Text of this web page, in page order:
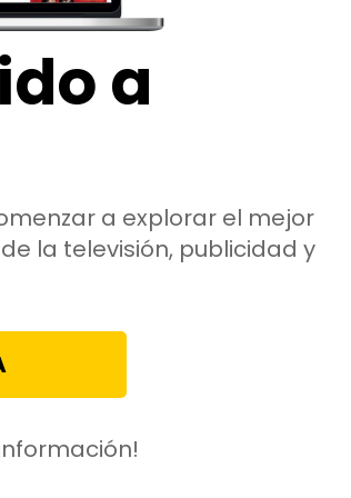
a
a explorar el mejor
la televisión, publicidad y